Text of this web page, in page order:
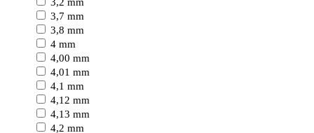
3,7 mm
3,8 mm
4 mm
4,00 mm
4,01 mm
4,1 mm
4,12 mm
4,13 mm
4,2 mm